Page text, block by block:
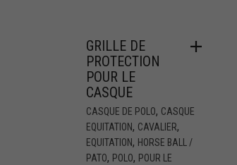
GRILLE DE
PROTECTION
POUR LE
CASQUE
CASQUE DE POLO, CASQUE
EQUITATION, CAVALIER,
EQUITATION, HORSE BALL /
PATO, POLO, POUR LE